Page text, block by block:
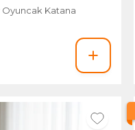
Katana